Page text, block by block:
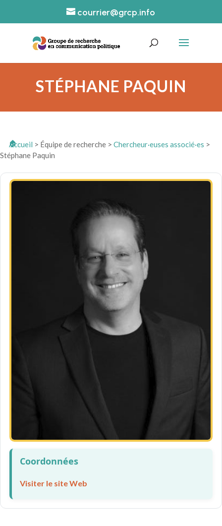
courrier@grcp.info
STÉPHANE PAQUIN
Accueil > Équipe de recherche > Chercheur·euses associé·es >
Stéphane Paquin
Coordonnées
Visiter le site Web